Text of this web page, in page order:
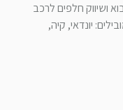
ושיווק חלפים לרכב
יונדאי, קיה,